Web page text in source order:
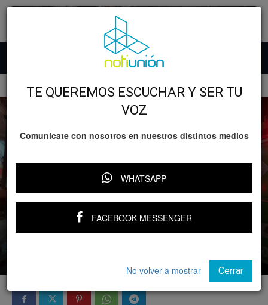
Lo nefasto
Voraz incendio consume el bar “Katara”
en el centro de Uruapan
TE QUEREMOS ESCUCHAR Y SER TU
VOZ
Comunicate con nosotros en nuestros distintos medios
WHATSAPP
FACEBOOK MESSENGER
No volver a mostrar Cerrar